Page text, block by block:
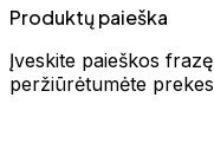
Produktų paieška
Įveskite paieškos
peržiūrėtumėte